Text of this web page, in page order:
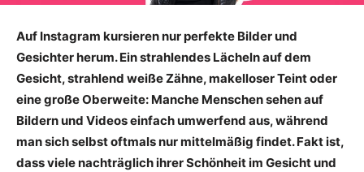
Auf Instagram kursieren nur perfekte Bilder und
Gesichter herum. Ein strahlendes Lächeln auf dem
Gesicht, strahlend weiße Zähne, makelloser Teint oder
eine große Oberweite: Manche Menschen sehen auf
Bildern und Videos einfach umwerfend aus, während
man sich selbst oftmals nur mittelmäßig findet. Fakt ist,
dass viele nachträglich ihrer Schönheit im Gesicht und